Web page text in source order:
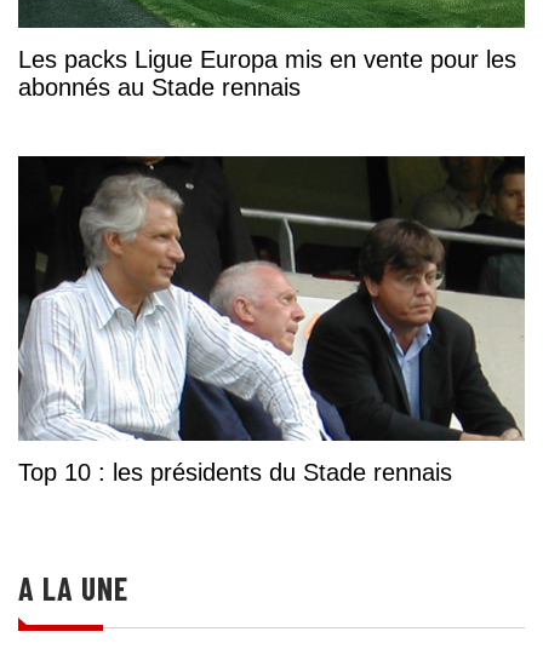
Les packs Ligue Europa mis en vente pour les
abonnés au Stade rennais
Top 10 : les présidents du Stade rennais
A LA UNE